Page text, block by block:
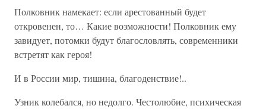
Полковник намекает: если арестованный будет
откровенен, то… Какие возможности! Полковник ему
завидует, потомки будут благословлять, современники
встретят как героя!
И в России мир, тишина, благоденствие!..
Узник колебался, но недолго. Честолюбие, психическая